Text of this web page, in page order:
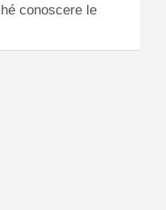
conoscere le